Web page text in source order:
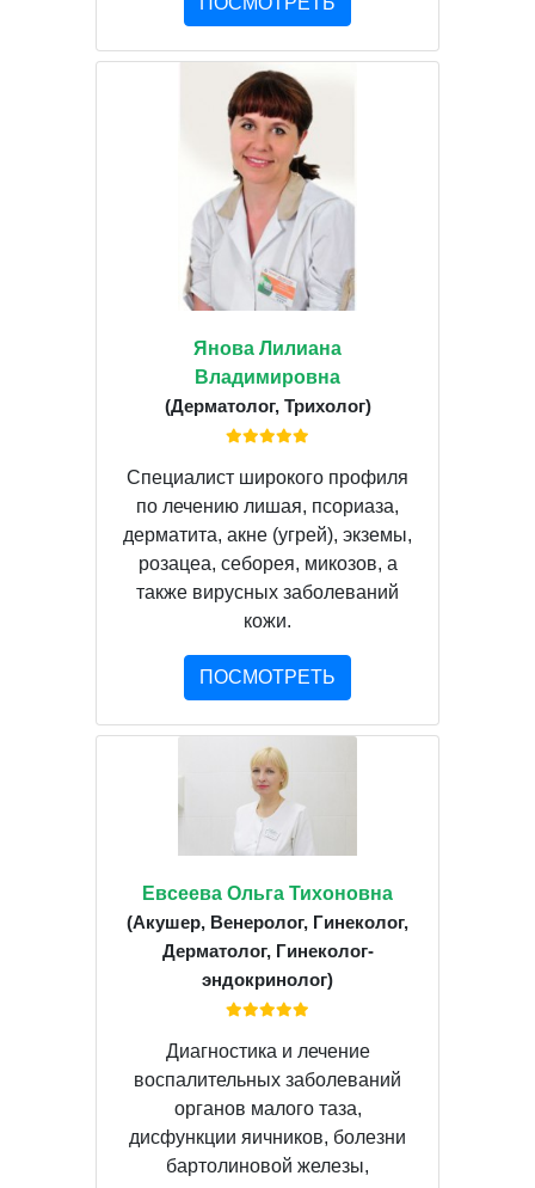
Янова Лилиана
Владимировна
(Дерматолог, Трихолог)
Специалист широкого профиля
по лечению лишая, псориаза,
дерматита, акне (угрей), экземы,
розацеа, себорея, микозов, а
также вирусных заболеваний
кожи.
ПОСМОТРЕТЬ
Евсеева Ольга Тихоновна
(Акушер, Венеролог, Гинеколог,
Дерматолог, Гинеколог-
эндокринолог)
Диагностика и лечение
воспалительных заболеваний
органов малого таза,
дисфункции яичников, болезни
бартолиновой железы,